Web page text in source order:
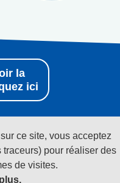
ce site, vous acceptez
traceurs) pour réaliser des
de visites.
la
ici